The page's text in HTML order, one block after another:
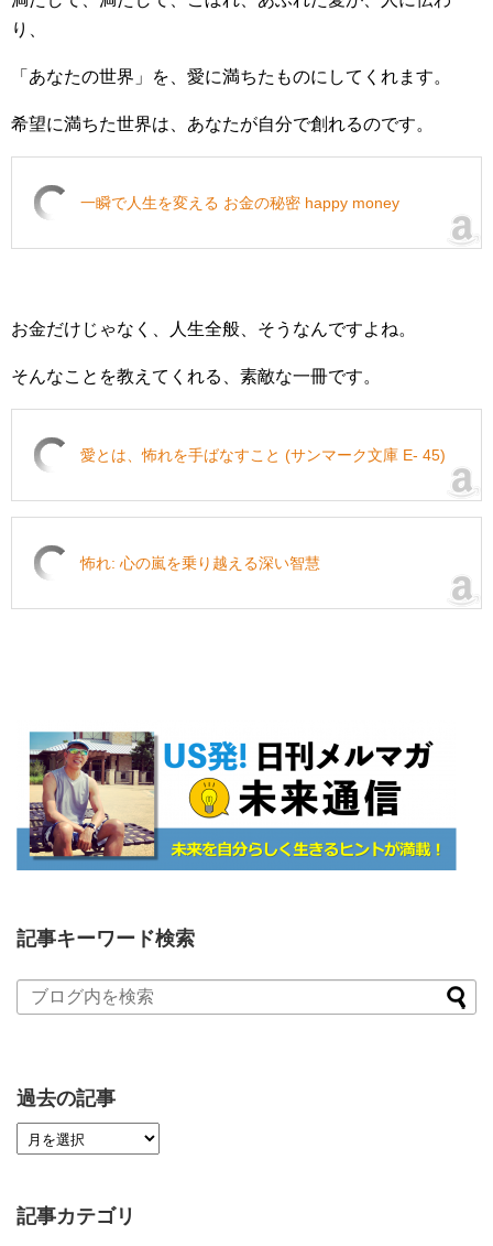
り、
「あなたの世界」を、愛に満ちたものにしてくれます。
希望に満ちた世界は、あなたが自分で創れるのです。
一瞬で人生を変える お金の秘密 happy money
お金だけじゃなく、人生全般、そうなんですよね。
そんなことを教えてくれる、素敵な一冊です。
愛とは、怖れを手ばなすこと (サンマーク文庫 E- 45)
怖れ: 心の嵐を乗り越える深い智慧
記事キーワード検索
過去の記事
記事カテゴリ